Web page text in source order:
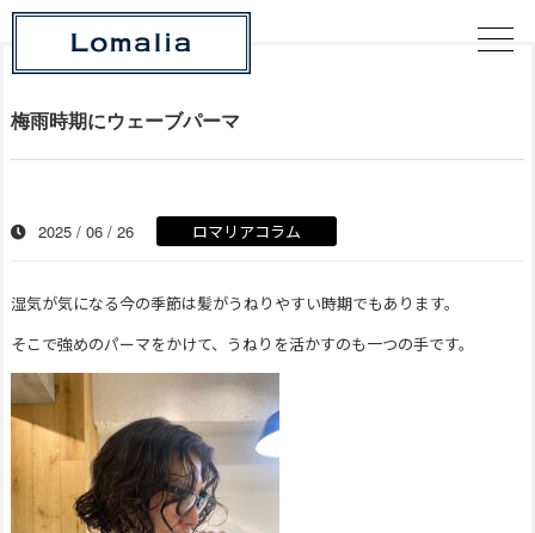
梅雨時期にウェーブパーマ
2025 / 06 / 26 ロマリアコラム
湿気が気になる今の季節は髪がうねりやすい時期でもあります。
そこで強めのパーマをかけて、うねりを活かすのも一つの手です。